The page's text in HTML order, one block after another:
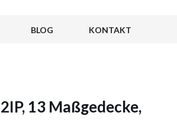
KONTAKT
BLOG
13 Maßgedecke,